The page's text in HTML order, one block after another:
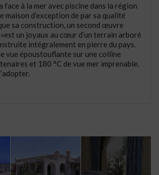
face à la mer avec piscine dans la région
maison d’exception de par sa qualité
sa construction, un second œuvre
un joyaux au cœur d’un terrain arboré
intégralement en pierre du pays.
vue époustouflante sur une colline
et 180 °C de vue mer imprenable.
2+